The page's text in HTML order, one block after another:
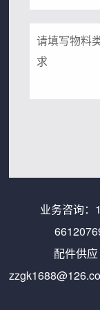
业务咨询：
配件供应